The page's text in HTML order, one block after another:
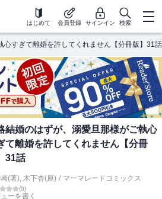
はじめて 会員登録 サインイン 検索
心すぎて離婚を許してくれません【分冊版】31話
結婚のはずが、溺愛旦那様がご執心
て離婚を許してくれません【分冊
31話
(著), 木下杏(原) / マーマレードコミックス
(0)
ーを書く